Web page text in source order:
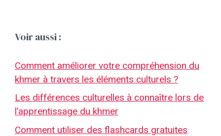
Voir aussi :
Comment améliorer votre compréhension du
khmer à travers les éléments culturels ?
Les différences culturelles à connaître lors de
l’apprentissage du khmer
Comment utiliser des flashcards gratuites